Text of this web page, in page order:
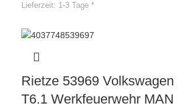
Lieferzeit: 1-3 Tage *
Rietze 53969 Volkswagen
T6.1 Werkfeuerwehr MAN